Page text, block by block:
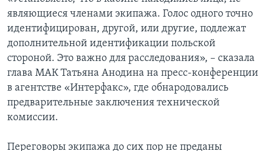
Learning English
СОЦИАЛЬНЫЕ СЕТИ
Языки
являющиеся членами экипажа. Голос одного точно
идентифицирован, другой, или другие, подлежат
дополнительной идентификации польской
стороной. Это важно для расследования», – сказала
глава МАК Татьяна Анодина на пресс-конференции
в агентстве «Интерфакс», где обнародовались
предварительные заключения технической
комиссии.
Переговоры экипажа до сих пор не преданы